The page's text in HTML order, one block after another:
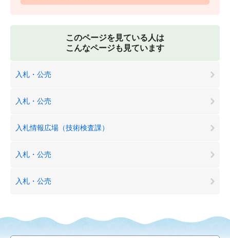
このページを見ている人は
こんなページも見ています
入札・公売
入札・公売
入札情報広場（技術検査課）
入札・公売
入札・公売